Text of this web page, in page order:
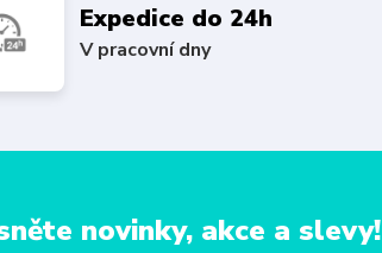
Expedice do 24h
V pracovní dny
novinky, akce a slevy!